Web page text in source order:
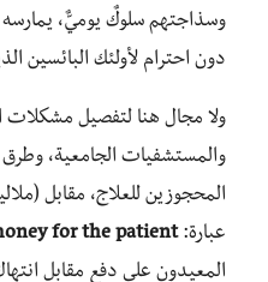
وسذاجتهم سلوكٌ يوميٌّ، يمارسه
دون احترام لأولئك البائسين
ولا مجال هنا لتفصيل مشكلات
والمستشفيات الجامعية، وطرق
المحجوزين للعلاج، مقابل
عبارة:for the patient
المعيدون على دفع مقابل